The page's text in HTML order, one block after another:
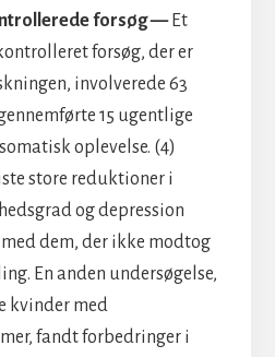
forsøg —Et
forsøg, der er
involverede 63
15 ugentlige
oplevelse. (4)
store reduktioner i
og depression
dem, der ikke modtog
En anden undersøgelse,
kvinder med
fandt forbedringer i